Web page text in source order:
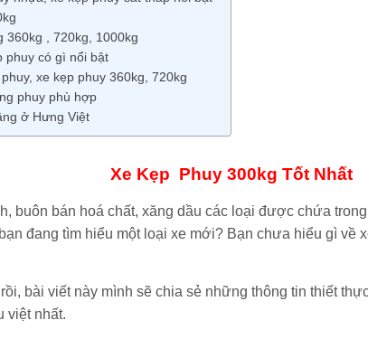
360kg , 720kg, 1000kg
phuy có gì nổi bật
xe kẹp phuy 360kg, 720kg
phuy phù hợp
ở Hưng Việt
Xe Kẹp Phuy 300kg Tốt Nhất
bán hoá chất, xăng dầu các loại được chứa trong
đang tìm hiểu một loại xe mới? Bạn chưa hiểu gì về
bài viết này mình sẽ chia sẻ những thông tin thiết
việt nhất.